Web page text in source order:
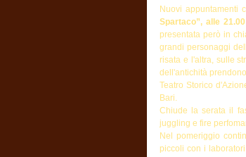
Nuovi appuntamenti
Spartaco”, alle
presentata però in
grandi personaggi
risata e l'altra, sulle
dell'antichità
Teatro Storico
Bari.
Chiude la serata il
juggling e fire
Nel pomeriggio
piccoli con i